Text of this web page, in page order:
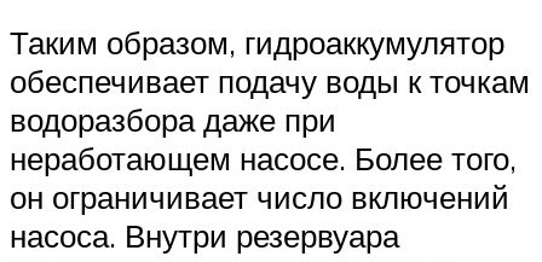
Таким образом, гидроаккумулятор
обеспечивает подачу воды к точкам
водоразбора даже при
неработающем насосе. Более того,
он ограничивает число включений
насоса. Внутри резервуара